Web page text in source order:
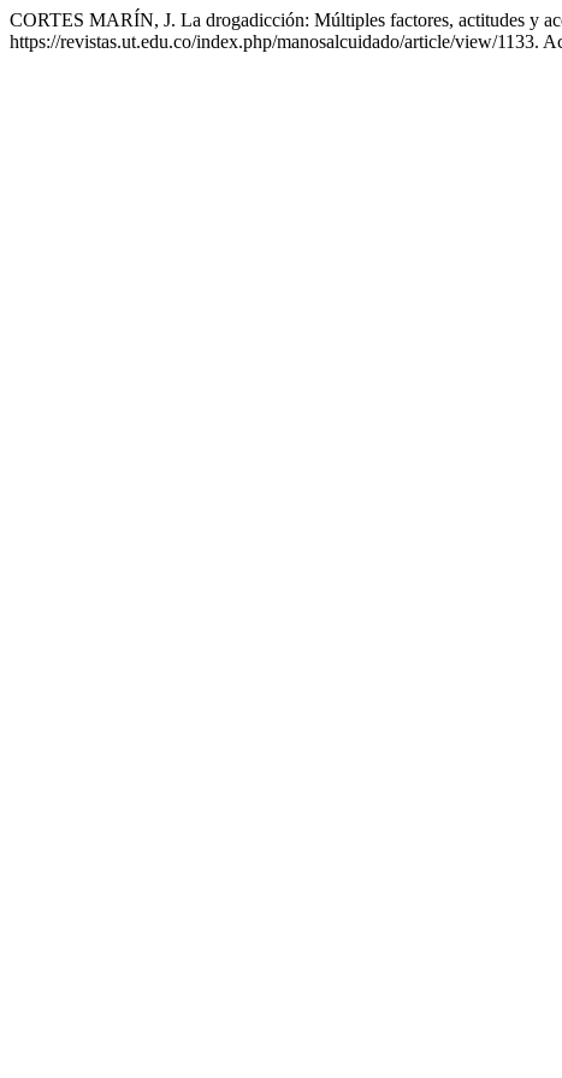
CORTES MARÍN, J. La drogadicción: Múltiples factores, actitudes y
https://revistas.ut.edu.co/index.php/manosalcuidado/article/view/1133.